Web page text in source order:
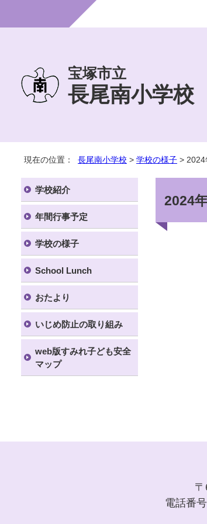
宝塚市立
長尾南小学校
現在の位置： 長尾南小学校 > 学校の様子 > 2024
2024
学校紹介
年間行事予定
学校の様子
School Lunch
おたより
いじめ防止の取り組み
web版すみれ子ども安全
マップ
電話番